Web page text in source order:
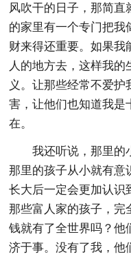
风吹干的日子，那简直
的家里有一个专门把我
财来得还重要。如果我
人的地方去，这样我
义。让那些经常不爱
害，让他们也知道我是
在。
我还听说，那里的
那里的孩子从小就有意
长大后一定会更加认识
那些富人家的孩子，完
钱就有了全世界吗？他
济于事。没有了我，他